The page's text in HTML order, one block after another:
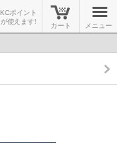
KCポイント
が使えます!
カート メニュー